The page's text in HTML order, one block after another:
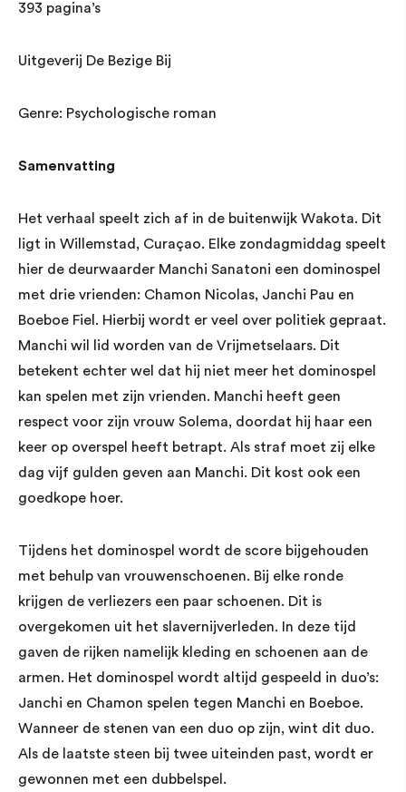
393 pagina’s
Uitgeverij De Bezige Bij
Genre: Psychologische roman
Samenvatting
Het verhaal speelt zich af in de buitenwijk Wakota. Dit
ligt in Willemstad, Curaçao. Elke zondagmiddag speelt
hier de deurwaarder Manchi Sanatoni een dominospel
met drie vrienden: Chamon Nicolas, Janchi Pau en
Boeboe Fiel. Hierbij wordt er veel over politiek gepraat.
Manchi wil lid worden van de Vrijmetselaars. Dit
betekent echter wel dat hij niet meer het dominospel
kan spelen met zijn vrienden. Manchi heeft geen
respect voor zijn vrouw Solema, doordat hij haar een
keer op overspel heeft betrapt. Als straf moet zij elke
dag vijf gulden geven aan Manchi. Dit kost ook een
goedkope hoer.
Tijdens het dominospel wordt de score bijgehouden
met behulp van vrouwenschoenen. Bij elke ronde
krijgen de verliezers een paar schoenen. Dit is
overgekomen uit het slavernijverleden. In deze tijd
gaven de rijken namelijk kleding en schoenen aan de
armen. Het dominospel wordt altijd gespeeld in duo’s:
Janchi en Chamon spelen tegen Manchi en Boeboe.
Wanneer de stenen van een duo op zijn, wint dit duo.
Als de laatste steen bij twee uiteinden past, wordt er
gewonnen met een dubbelspel.